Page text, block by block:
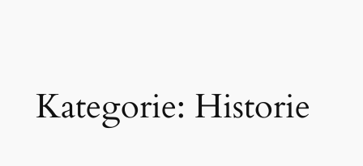
Kategorie: Historie